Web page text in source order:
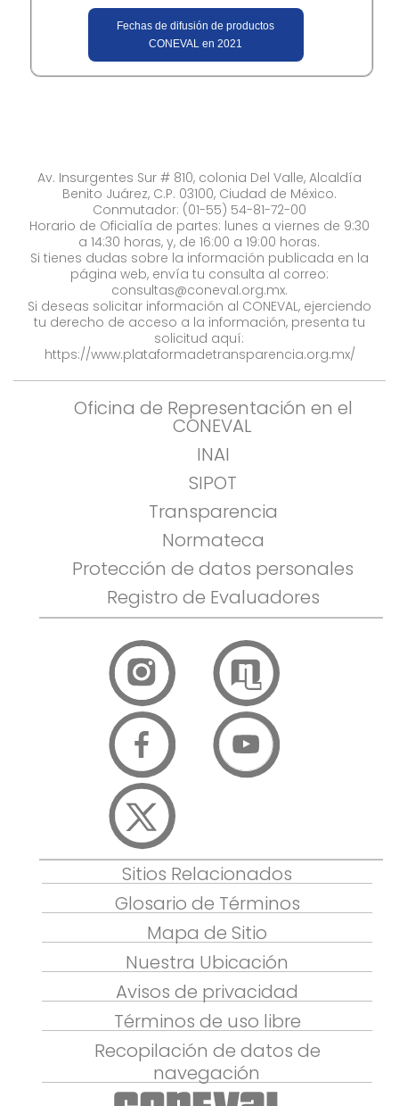
Fechas de difusión de productos
CONEVAL en 2021
Av. Insurgentes Sur # 810, colonia Del Valle, Alcaldía
Benito Juárez, C.P. 03100, Ciudad de México.
Conmutador: (01-55) 54-81-72-00
Horario de Oficialía de partes: lunes a viernes de 9:30
a 14:30 horas, y, de 16:00 a 19:00 horas.
Si tienes dudas sobre la información publicada en la
página web, envía tu consulta al correo:
consultas@coneval.org.mx.
Si deseas solicitar información al CONEVAL, ejerciendo
tu derecho de acceso a la información, presenta tu
solicitud aquí:
https://www.plataformadetransparencia.org.mx/
Oficina de Representación en el
CONEVAL
INAI
SIPOT
Transparencia
Normateca
Protección de datos personales
Registro de Evaluadores
Sitios Relacionados
Glosario de Términos
Mapa de Sitio
Nuestra Ubicación
Avisos de privacidad
Términos de uso libre
Recopilación de datos de
navegación